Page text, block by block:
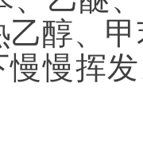
乙醇、
慢挥